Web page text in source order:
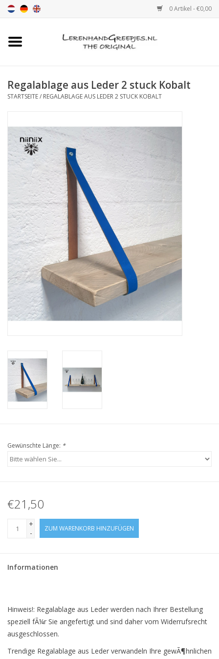
0 Artikel - €0,00
Startseite
Leder Regalstützen
Ledergriff MöbelGriff XSmall
2cm
Farbmuster
Leder Regalstützen
Regalablage aus Leder 2 stuck Kobalt
STARTSEITE/ REGALABLAGE AUS LEDER 2 STUCK KOBALT
Gewünschte Länge: *
€21,50
+
-
ZUM WARENKORB HINZUFÜGEN
Informationen
Hinweis!: Regalablage aus Leder werden nach Ihrer Bestellung
speziell fÃ¼r Sie angefertigt und sind daher vom Widerrufsrecht
ausgeschlossen.
Trendige Regalablage aus Leder verwandeln Ihre gewÃ¶hnlichen